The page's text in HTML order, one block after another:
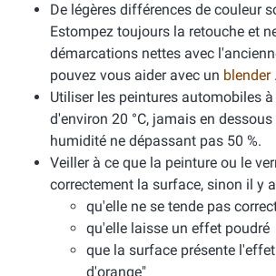
De légères différences de couleur
Estompez toujours la retouche et
démarcations nettes avec
pouvez vous aider avec un blender .
Utiliser les peintures automobiles
d'environ 20 °C, jamais en dessous
humidité ne dépassant pas 50 %.
Veiller à ce que la peinture ou le
correctement la surface, sinon il y
qu'elle ne se tende pas
qu'elle laisse un effet poudré
que la surface présente
d'orange"